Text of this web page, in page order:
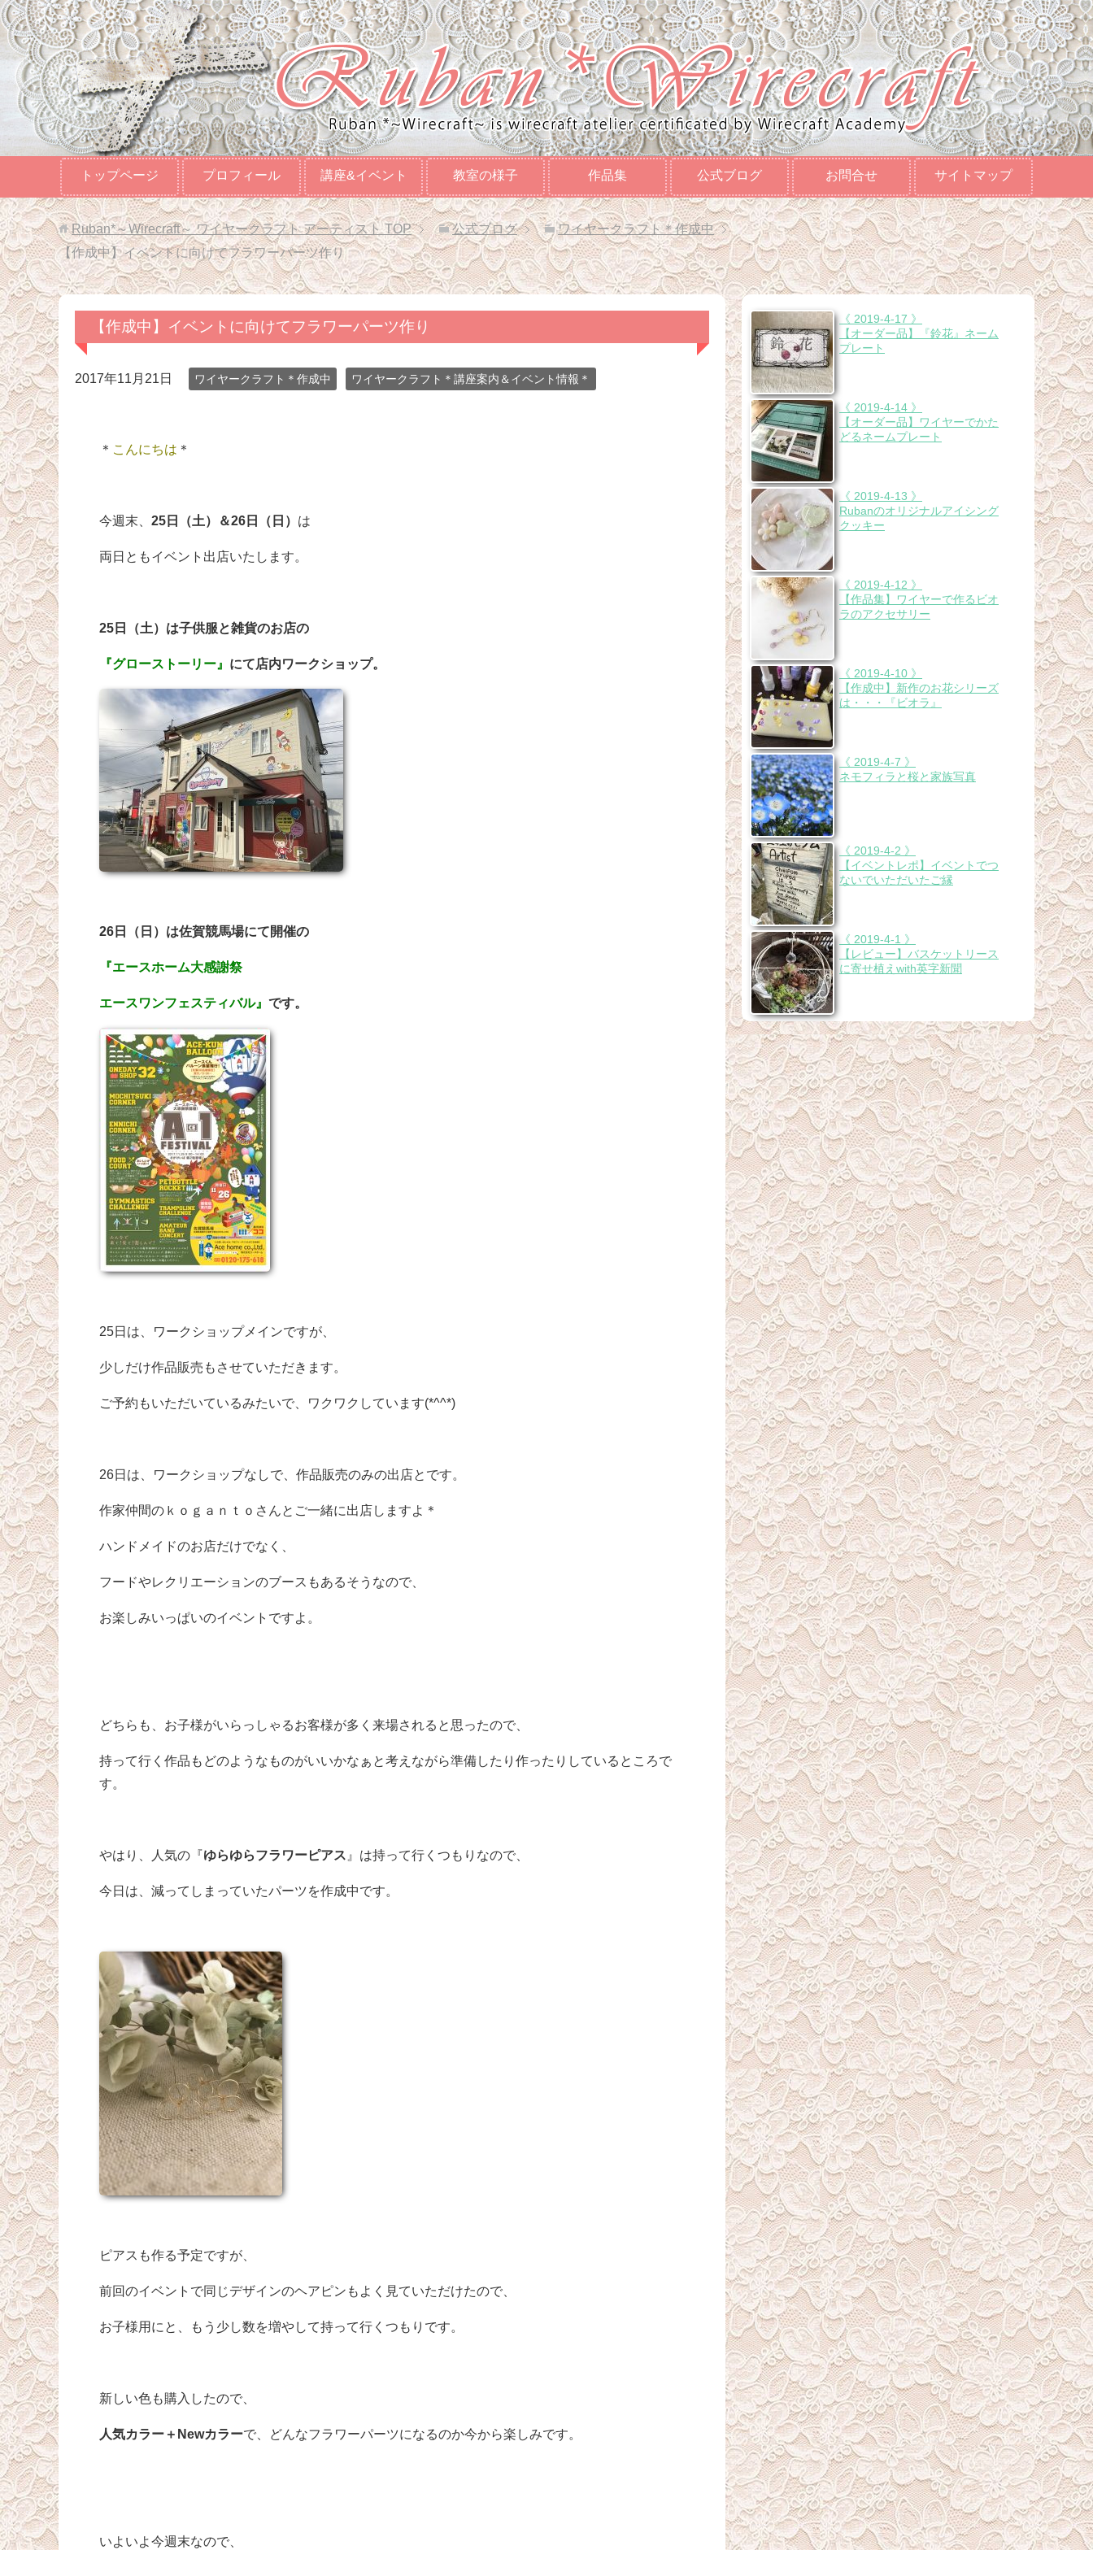
トップページ プロフィール 講座&イベント 教室の様子 作品集 公式ブログ お問合せ サイトマップ
Ruban*～Wirecraft～ ワイヤークラフト アーティスト TOP 公式ブログ
ワイヤークラフト＊作成中
【作成中】イベントに向けてフラワーパーツ作り
【作成中】イベントに向けてフラワーパーツ作り
2017年11月21日 ワイヤークラフト＊作成中 ワイヤークラフト＊講座案内＆イベント情報＊
＊ こんにちは ＊
今週末、 25日（土）＆26日（日） は
両日ともイベント出店いたします。
25日（土）は子供服と雑貨のお店の
『グローストーリー』 にて店内ワークショップ。
26日（日）は佐賀競馬場にて開催の
『エースホーム大感謝祭
エースワンフェスティバル』 です。
25日は、ワークショップメインですが、
少しだけ作品販売もさせていただきます。
ご予約もいただいているみたいで、ワクワクしています(*^^*)
26日は、ワークショップなしで、作品販売のみの出店とです。
作家仲間のｋｏｇａｎｔｏさんとご一緒に出店しますよ＊
ハンドメイドのお店だけでなく、
フードやレクリエーションのブースもあるそうなので、
お楽しみいっぱいのイベントですよ。
どちらも、お子様がいらっしゃるお客様が多く来場されると思ったので、
持って行く作品もどのようなものがいいかなぁと考えながら準備したり作ったりしているところで
す。
やはり、人気の『ゆらゆらフラワーピアス 』は持って行くつもりなので、
今日は、減ってしまっていたパーツを作成中です。
ピアスも作る予定ですが、
前回のイベントで同じデザインのヘアピンもよく見ていただけたので、
お子様用にと、もう少し数を増やして持って行くつもりです。
新しい色も購入したので、
人気カラー＋Newカラーで、どんなフラワーパーツになるのか今から楽しみです。
いよいよ今週末なので、
《 2019-4-17 》
【オーダー品】『鈴花』ネーム
プレート
《 2019-4-14 》
【オーダー品】ワイヤーでかた
どるネームプレート
《 2019-4-13 》
Rubanのオリジナルアイシング
クッキー
《 2019-4-12 》
【作品集】ワイヤーで作るビオ
ラのアクセサリー
《 2019-4-10 》
【作成中】新作のお花シリーズ
は・・・『ビオラ』
《 2019-4-7 》
ネモフィラと桜と家族写真
《 2019-4-2 》
【イベントレポ】イベントでつ
ないでいただいたご縁
《 2019-4-1 》
【レビュー】バスケットリース
に寄せ植えwith英字新聞